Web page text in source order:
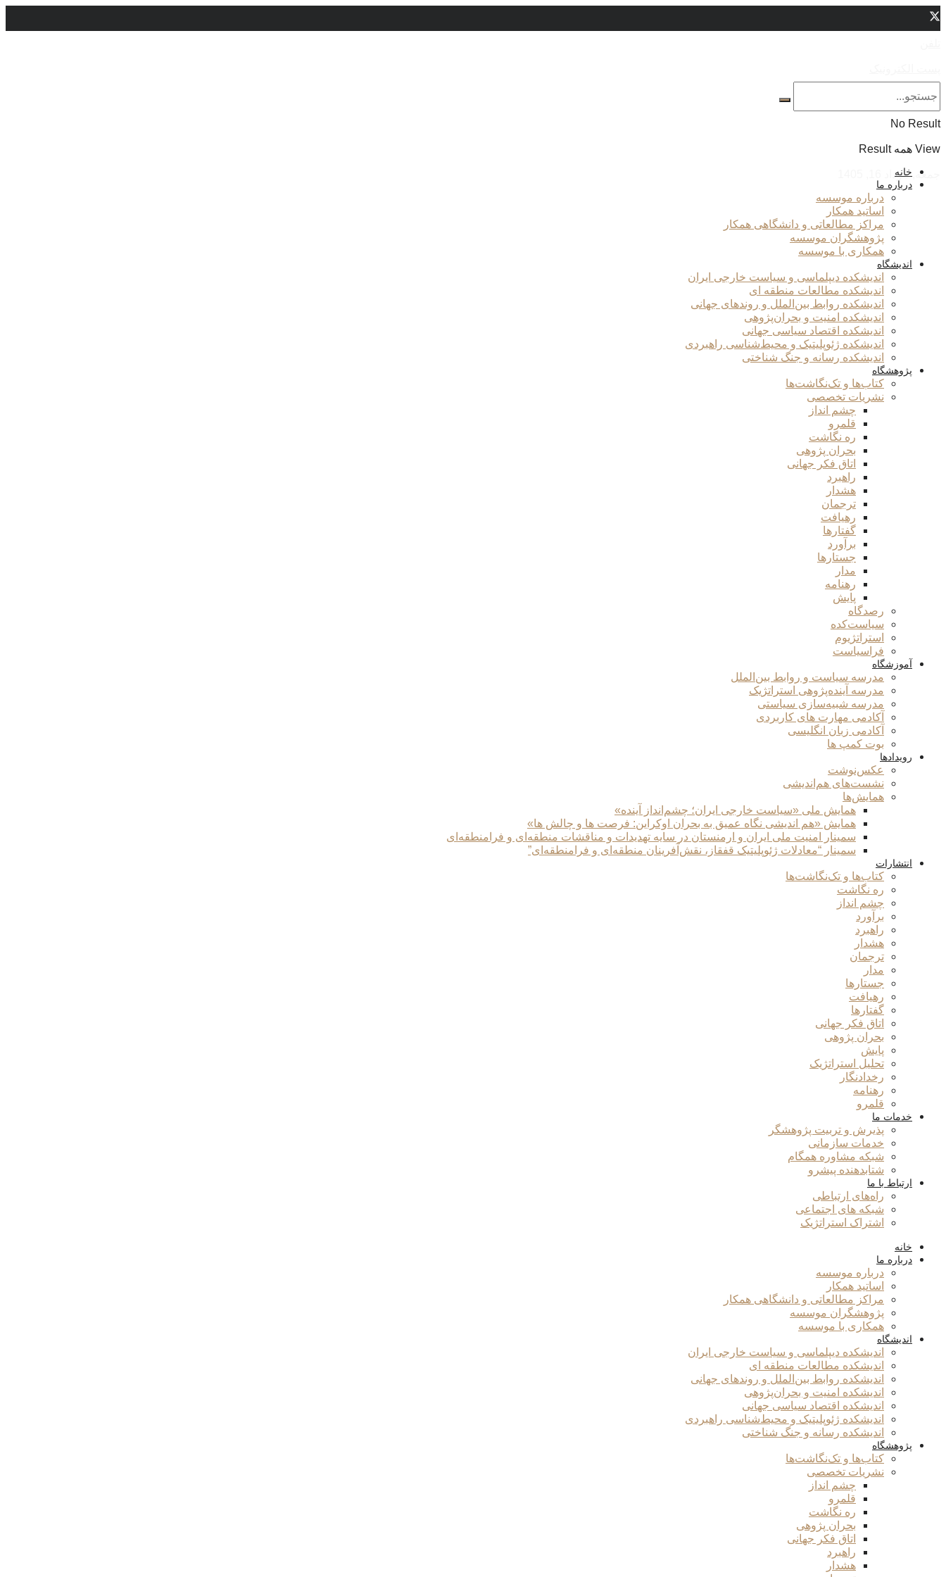
No Result
View همه Result
جمعه, مرداد 16, 1405
خانه
درباره ما
درباره موسسه
اساتید همکار
مراکز مطالعاتی و دانشگاهی همکار
پژوهشگران موسسه
همکاری با موسسه
اندیشگاه
اندیشکده دیپلماسی و سیاست خارجی ایران
اندیشکده مطالعات منطقه ای
اندیشکده روابط بین‌الملل و روندهای جهانی
اندیشکده امنیت و بحران‌پژوهی
اندیشکده اقتصاد سیاسی جهانی
اندیشکده ژئوپلیتیک و محیط‌شناسی راهبردی
اندیشکده رسانه و جنگ شناختی
پژوهشگاه
کتاب‌ها و تک‌نگاشت‌ها
نشریات تخصصی
چشم انداز
قلمرو
ره نگاشت
بحران پژوهی
اتاق فکر جهانی
راهبرد
هشدار
ترجمان
رهیافت
گفتارها
برآورد
جستارها
مدار
رهنامه
پایش
رصدگاه
سیاست‌کده
استراتژیوم
فراسیاست
آموزشگاه
مدرسه سیاست و روابط بین‌الملل
مدرسه آینده‌پژوهی استراتژیک
مدرسه شبیه‌سازی سیاستی
آکادمی مهارت های کاربردی
آکادمی زبان انگلیسی
بوت کمپ ها
رویدادها
عکس‌نوشت
نشست‌های هم‌اندیشی
همایش‌ها
همایش ملی «سیاست خارجی ایران؛ چشم‌انداز آینده»
همایش «هم اندیشی نگاه عمیق به بحران اوکراین: فرصت ها و چالش ها»
سمینار امنیت ملی ایران و ارمنستان در سایه تهدیدات و مناقشات منطقه‌ای و فرامنطقه‌ای
سمینار “معادلات ژئوپلیتیک قفقاز، نقش‌آفرینان منطقه‌ای و فرامنطقه‌ای”
انتشارات
کتاب‌ها و تک‌نگاشت‌ها
ره نگاشت
چشم انداز
برآورد
راهبرد
هشدار
ترجمان
مدار
جستارها
رهیافت
گفتارها
اتاق فکر جهانی
بحران پژوهی
پایش
تحلیل استراتژیک
رخدادنگار
رهنامه
قلمرو
خدمات ما
پذیرش و تربیت پژوهشگر
خدمات سازمانی
شبکه مشاوره همگام
شتابدهنده پیشرو
ارتباط با ما
راه‌های ارتباطی
شبکه های اجتماعی
اشتراک استراتژیک
خانه
درباره ما
درباره موسسه
اساتید همکار
مراکز مطالعاتی و دانشگاهی همکار
پژوهشگران موسسه
همکاری با موسسه
اندیشگاه
اندیشکده دیپلماسی و سیاست خارجی ایران
اندیشکده مطالعات منطقه ای
اندیشکده روابط بین‌الملل و روندهای جهانی
اندیشکده امنیت و بحران‌پژوهی
اندیشکده اقتصاد سیاسی جهانی
اندیشکده ژئوپلیتیک و محیط‌شناسی راهبردی
اندیشکده رسانه و جنگ شناختی
پژوهشگاه
کتاب‌ها و تک‌نگاشت‌ها
نشریات تخصصی
چشم انداز
قلمرو
ره نگاشت
بحران پژوهی
اتاق فکر جهانی
راهبرد
هشدار